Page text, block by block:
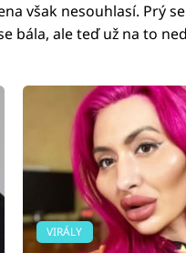
však nesouhlasí. Prý
bála, ale teď už na to
VIRÁLY